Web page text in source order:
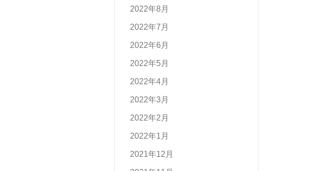
2022年8月
2022年7月
2022年6月
2022年5月
2022年4月
2022年3月
2022年2月
2022年1月
2021年12月